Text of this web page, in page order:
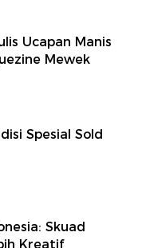
Ucapan Manis
Mewek
Spesial Sold
Skuad
Kreatif